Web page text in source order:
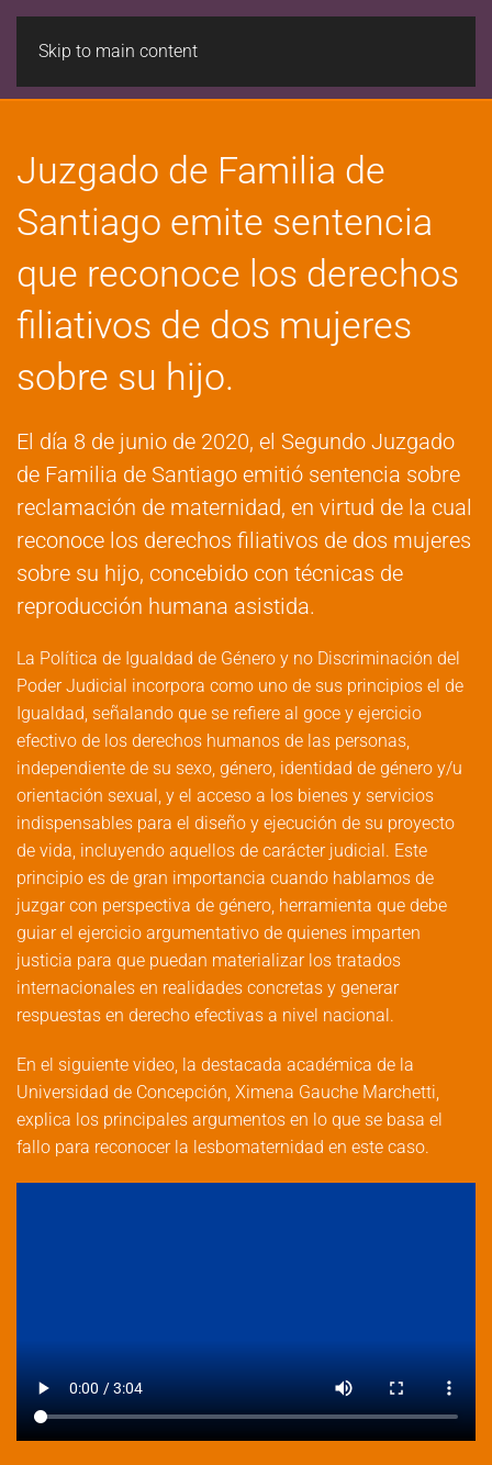
Skip to main content
Juzgado de Familia de
Santiago emite sentencia
que reconoce los derechos
filiativos de dos mujeres
sobre su hijo.
El día 8 de junio de 2020, el Segundo Juzgado
de Familia de Santiago emitió sentencia sobre
reclamación de maternidad, en virtud de la cual
reconoce los derechos filiativos de dos mujeres
sobre su hijo, concebido con técnicas de
reproducción humana asistida.
La Política de Igualdad de Género y no Discriminación del
Poder Judicial incorpora como uno de sus principios el de
Igualdad, señalando que se refiere al goce y ejercicio
efectivo de los derechos humanos de las personas,
independiente de su sexo, género, identidad de género y/u
orientación sexual, y el acceso a los bienes y servicios
indispensables para el diseño y ejecución de su proyecto
de vida, incluyendo aquellos de carácter judicial. Este
principio es de gran importancia cuando hablamos de
juzgar con perspectiva de género, herramienta que debe
guiar el ejercicio argumentativo de quienes imparten
justicia para que puedan materializar los tratados
internacionales en realidades concretas y generar
respuestas en derecho efectivas a nivel nacional.
En el siguiente video, la destacada académica de la
Universidad de Concepción, Ximena Gauche Marchetti,
explica los principales argumentos en lo que se basa el
fallo para reconocer la lesbomaternidad en este caso.